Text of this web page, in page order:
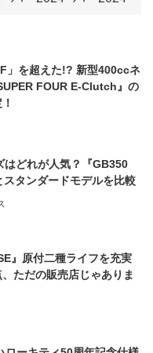
」を超えた!? 新型400ccネ
FOUR E-Clutch』の
はどれが人気？『GB350
タンダードモデルを比較
』原付二種ライフを充実
ただの販売店じゃありま